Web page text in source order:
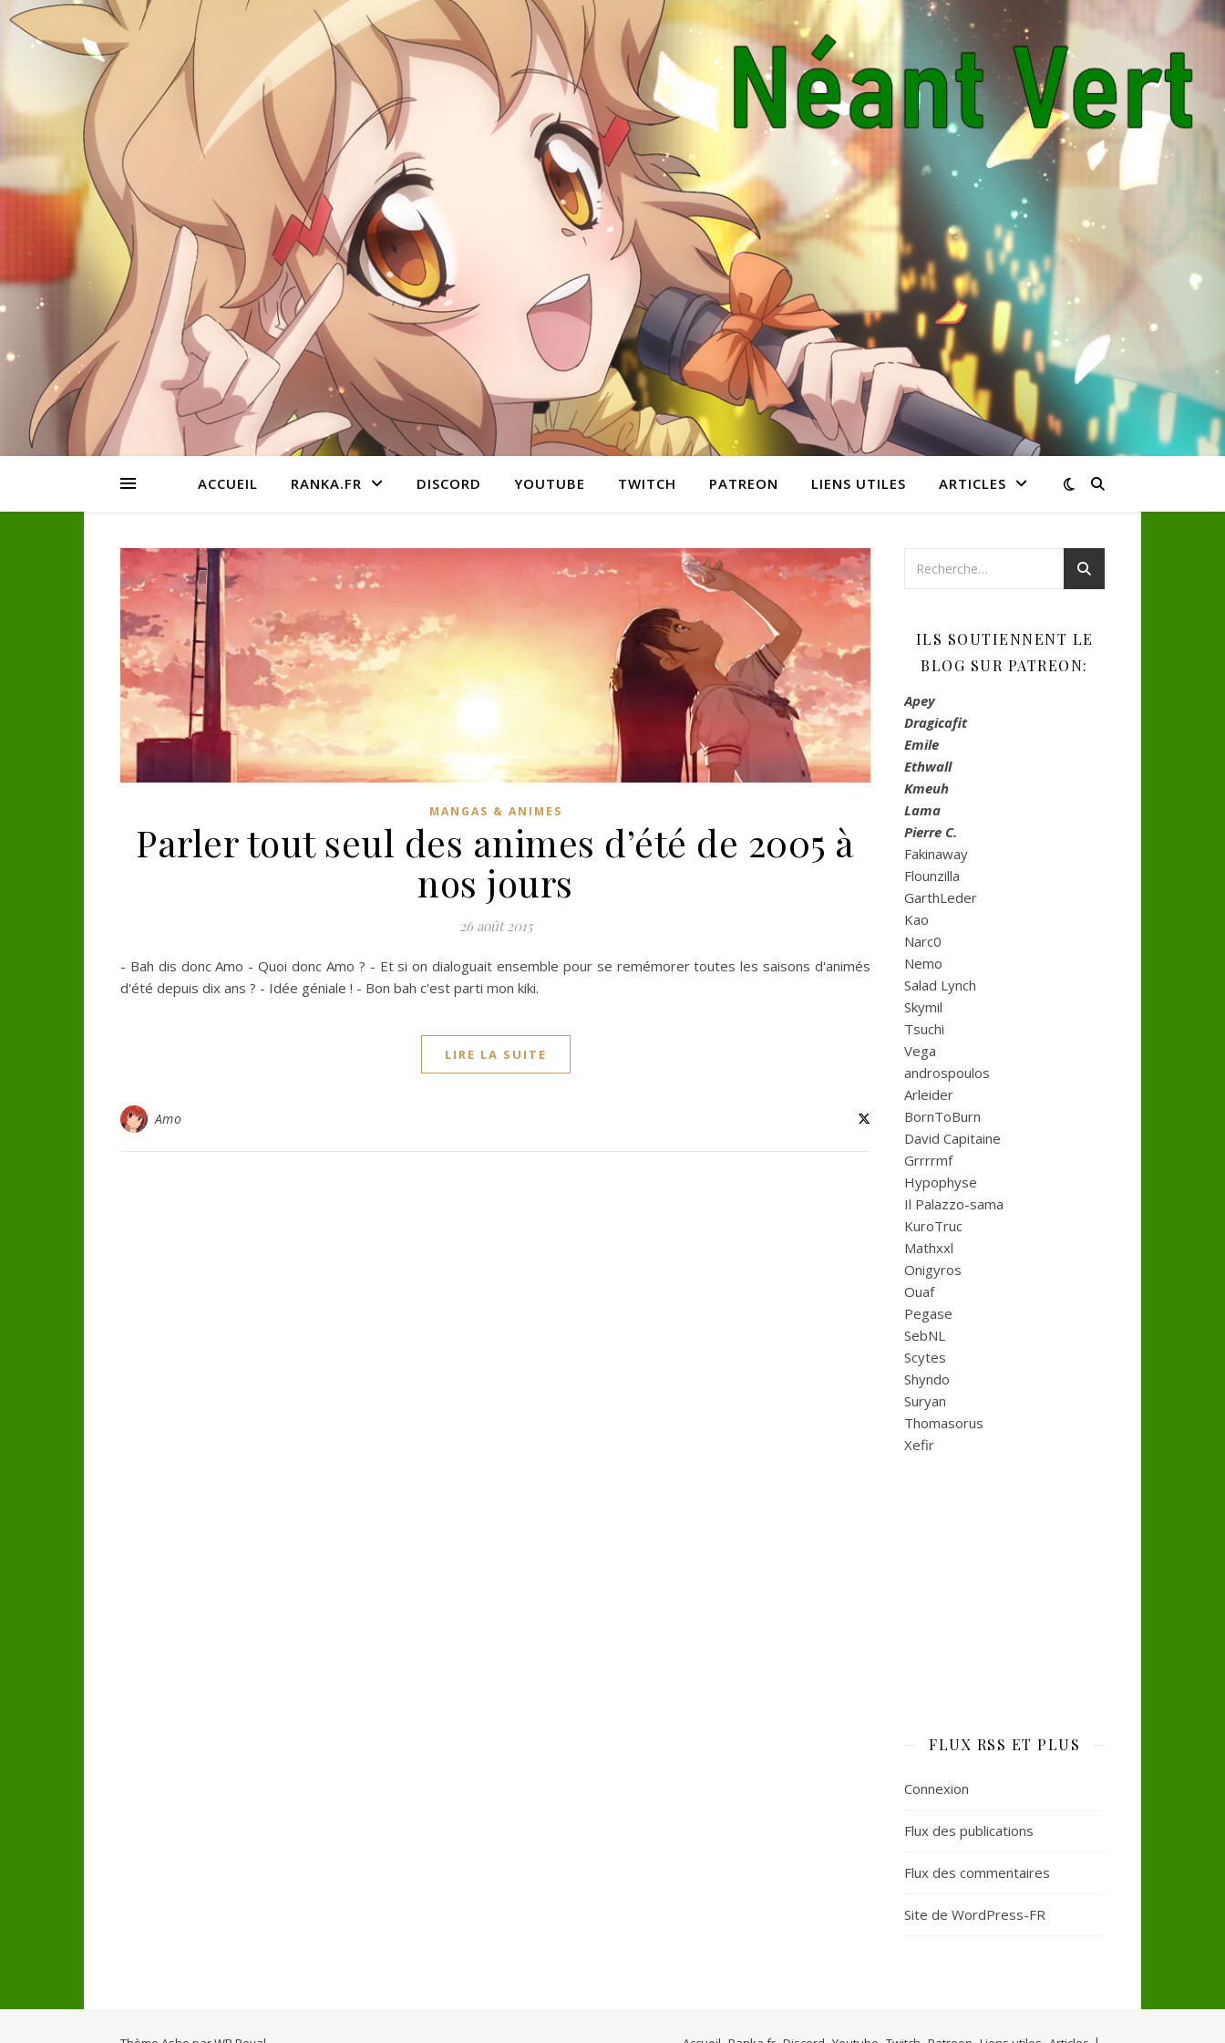
ACCUEIL RANKA.FR DISCORD YOUTUBE TWITCH PATREON LIENS UTILES ARTICLES
MANGAS & ANIMES
Parler tout seul des animes d’été de 2005 à
nos jours
26 août 2015
- Bah dis donc Amo - Quoi donc Amo ? - Et si on dialoguait ensemble pour se remémorer toutes les saisons d'animés
d'été depuis dix ans ? - Idée géniale ! - Bon bah c'est parti mon kiki.
LIRE LA SUITE
Amo
ILS SOUTIENNENT LE
BLOG SUR PATREON:
Apey
Dragicafit
Emile
Ethwall
Kmeuh
Lama
Pierre C.
Fakinaway
Flounzilla
GarthLeder
Kao
Narc0
Nemo
Salad Lynch
Skymil
Tsuchi
Vega
androspoulos
Arleider
BornToBurn
David Capitaine
Grrrrmf
Hypophyse
Il Palazzo-sama
KuroTruc
Mathxxl
Onigyros
Ouaf
Pegase
SebNL
Scytes
Shyndo
Suryan
Thomasorus
Xefir
FLUX RSS ET PLUS
Connexion
Flux des publications
Flux des commentaires
Site de WordPress-FR